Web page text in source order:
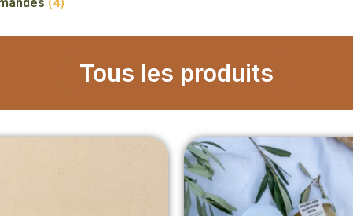
Tous les produits